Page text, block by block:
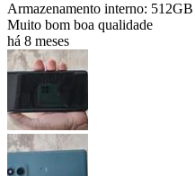
Armazenamento interno: 512GB
Muito bom boa qualidade
há 8 meses